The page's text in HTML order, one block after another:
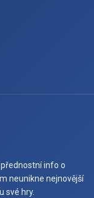
info o
neunikne nejnovější
své hry.